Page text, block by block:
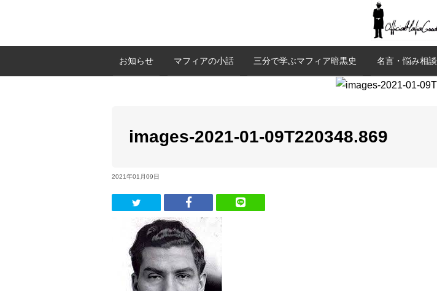
お知らせ マフィアの小話 三分で学ぶマフィア暗黒史 名言・悩み相談
images-2021-01-09T220348.869
2021年01月09日